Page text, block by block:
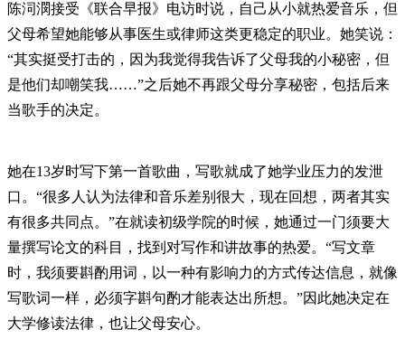
陈泀潣接受《联合早报》电访时说，自己从小就热爱音乐，但
父母希望她能够从事医生或律师这类更稳定的职业。她笑说：
“其实挺受打击的，因为我觉得我告诉了父母我的小秘密，但
是他们却嘲笑我……”之后她不再跟父母分享秘密，包括后来
当歌手的决定。
她在13岁时写下第一首歌曲，写歌就成了她学业压力的发泄
口。“很多人认为法律和音乐差别很大，现在回想，两者其实
有很多共同点。”在就读初级学院的时候，她通过一门须要大
量撰写论文的科目，找到对写作和讲故事的热爱。“写文章
时，我须要斟酌用词，以一种有影响力的方式传达信息，就像
写歌词一样，必须字斟句酌才能表达出所想。”因此她决定在
大学修读法律，也让父母安心。